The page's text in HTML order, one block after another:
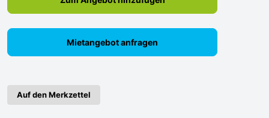
Mietangebot anfragen
Auf den Merkzettel